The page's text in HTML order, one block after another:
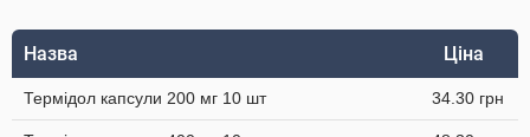
Назва Ціна
Термідол капсули 200 мг 10 шт 34.30 грн